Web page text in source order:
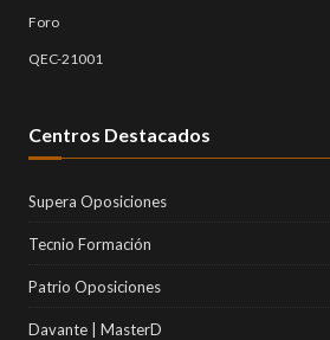
Foro
QEC-21001
Centros Destacados
Supera Oposiciones
Tecnio Formación
Patrio Oposiciones
Davante | MasterD